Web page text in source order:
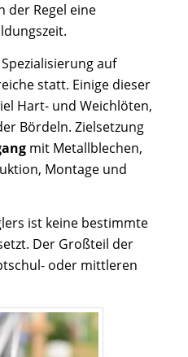
der Regel eine
auf
statt. Einige dieser
Hart- und Weichlöten,
Bördeln. Zielsetzung
mit Metallblechen,
Montage und
ist keine bestimmte
Der Großteil der
oder mittleren